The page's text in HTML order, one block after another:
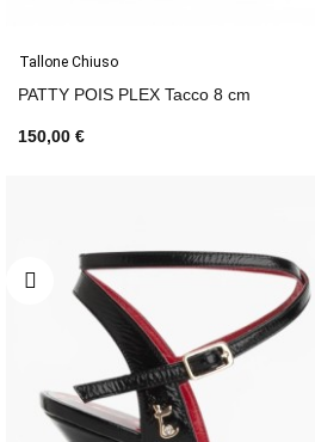
Tallone Chiuso
PATTY POIS PLEX Tacco 8 cm
150,00 €